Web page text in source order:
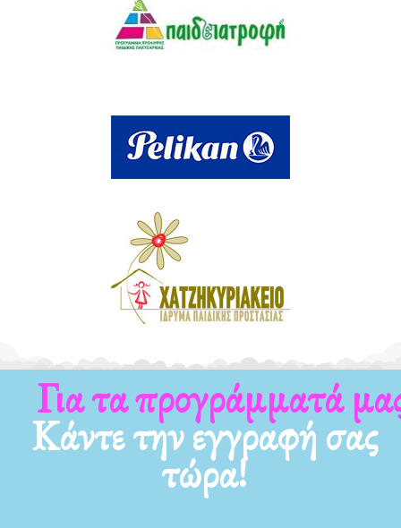
Για τα προγράμματά μας
Κάντε την εγγραφή σας
τώρα!